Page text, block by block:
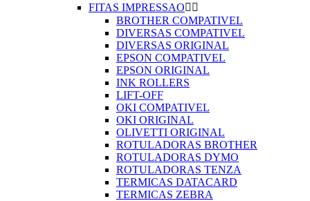
FITAS IMPRESSAO 
BROTHER COMPATIVEL
DIVERSAS COMPATIVEL
DIVERSAS ORIGINAL
EPSON COMPATIVEL
EPSON ORIGINAL
INK ROLLERS
LIFT-OFF
OKI COMPATIVEL
OKI ORIGINAL
OLIVETTI ORIGINAL
ROTULADORAS BROTHER
ROTULADORAS DYMO
ROTULADORAS TENZA
TERMICAS DATACARD
TERMICAS ZEBRA